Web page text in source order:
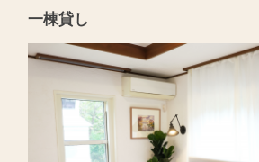
一棟貸し